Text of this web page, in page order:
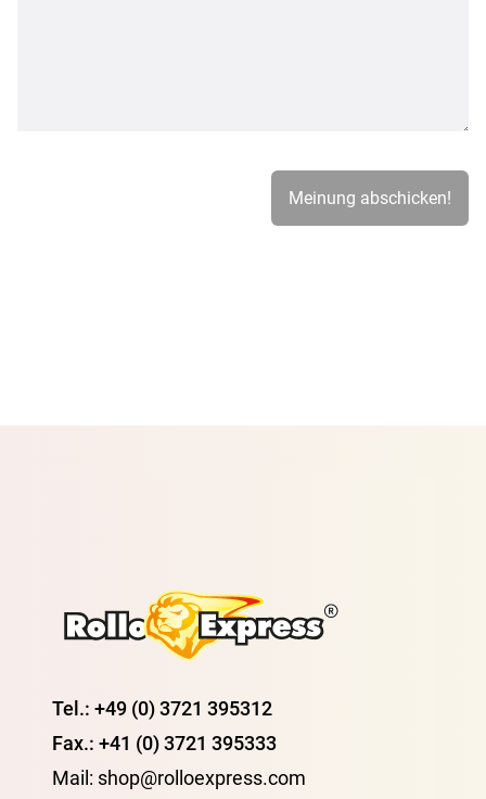
Tel.: +49 (0) 3721 395312
Fax.: +41 (0) 3721 395333
Mail: shop@rolloexpress.com